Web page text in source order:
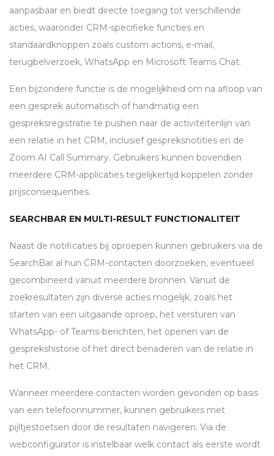
aanpasbaar en biedt directe toegang tot verschillende
acties, waaronder CRM-specifieke functies en
standaardknoppen zoals custom actions, e-mail,
terugbelverzoek, WhatsApp en Microsoft Teams Chat.
Een bijzondere functie is de mogelijkheid om na afloop van
een gesprek automatisch of handmatig een
gespreksregistratie te pushen naar de activiteitenlijn van
een relatie in het CRM, inclusief gespreksnotities en de
Zoom AI Call Summary. Gebruikers kunnen bovendien
meerdere CRM-applicaties tegelijkertijd koppelen zonder
prijsconsequenties.
SEARCHBAR EN MULTI-RESULT FUNCTIONALITEIT
Naast de notificaties bij oproepen kunnen gebruikers via de
SearchBar al hun CRM-contacten doorzoeken, eventueel
gecombineerd vanuit meerdere bronnen. Vanuit de
zoekresultaten zijn diverse acties mogelijk, zoals het
starten van een uitgaande oproep, het versturen van
WhatsApp- of Teams-berichten, het openen van de
gesprekshistorie of het direct benaderen van de relatie in
het CRM.
Wanneer meerdere contacten worden gevonden op basis
van een telefoonnummer, kunnen gebruikers met
pijltjestoetsen door de resultaten navigeren. Via de
webconfigurator is instelbaar welk contact als eerste wordt